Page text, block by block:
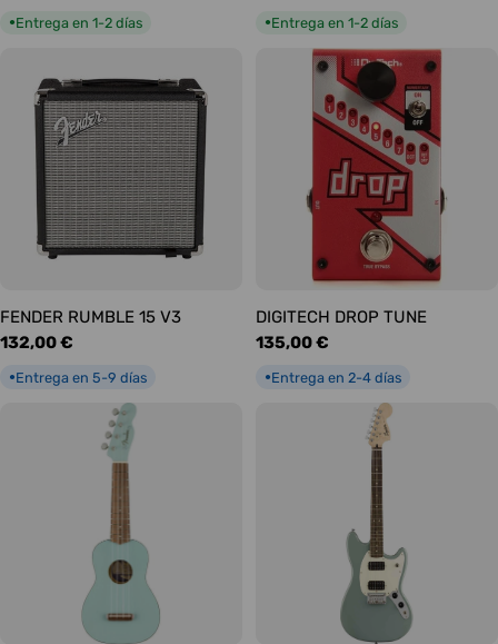
●Entrega en 1-2 días ●Entrega en 1-2 días
FENDER RUMBLE 15 V3
Precio
132,00 €
●Entrega en 5-9 días
DIGITECH DROP TUNE
Precio
135,00 €
●Entrega en 2-4 días